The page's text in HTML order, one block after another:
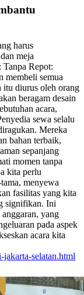
harus
meja
Repot:
membeli semua
itu diurus oleh orang
beragam desain
acara,
sewa selalu
Mereka
bahan terbaik,
sepanjang
momen tanpa
kita perlu
menyewa
fasilitas yang kita
signifikan. Ini
yang
pada aspek
acara kita
selatan.html